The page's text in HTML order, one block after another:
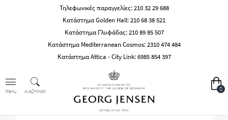
Τηλεφωνικές παραγγελίες:210 32 29 688
Κατάστημα Golden Hall:210 68 38 521
Κατάστημα Γλυφάδας:210 89 85 507
Κατάστημα Mediterranean Cosmos:2310 474 484
Κατάστημα Attica - City Link:6985 854 397
Menu Αναζήτηση 0